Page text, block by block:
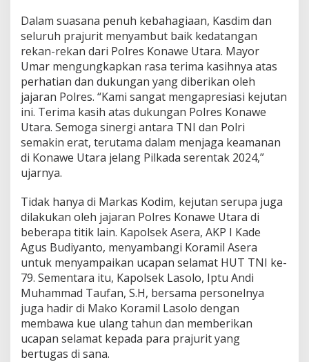
p
a
d
a
K
o
i
m
1
4
3
0
Dalam suasana penuh kebahagiaan, Kasdim dan
seluruh prajurit menyambut baik kedatangan
rekan-rekan dari Polres Konawe Utara. Mayor
Umar mengungkapkan rasa terima kasihnya atas
perhatian dan dukungan yang diberikan oleh
jajaran Polres. “Kami sangat mengapresiasi kejutan
ini. Terima kasih atas dukungan Polres Konawe
Utara. Semoga sinergi antara TNI dan Polri
semakin erat, terutama dalam menjaga keamanan
di Konawe Utara jelang Pilkada serentak 2024,”
ujarnya.
Tidak hanya di Markas Kodim, kejutan serupa juga
dilakukan oleh jajaran Polres Konawe Utara di
beberapa titik lain. Kapolsek Asera, AKP I Kade
Agus Budiyanto, menyambangi Koramil Asera
untuk menyampaikan ucapan selamat HUT TNI ke-
79. Sementara itu, Kapolsek Lasolo, Iptu Andi
Muhammad Taufan, S.H, bersama personelnya
juga hadir di Mako Koramil Lasolo dengan
membawa kue ulang tahun dan memberikan
ucapan selamat kepada para prajurit yang
bertugas di sana.